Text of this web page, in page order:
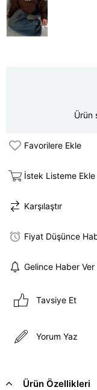
Ürün
Favorilere Ekle
İstek Listeme Ekle
Karşılaştır
Fiyat Düşünce
Gelince Haber Ver
Tavsiye Et
Yorum Yaz
Ürün Özellikleri